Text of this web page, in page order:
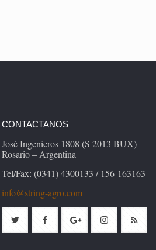
CONTACTANOS
José Ingenieros 1808 (S 2013 BUX)
Rosario – Argentina
Tel/Fax: (0341) 4300133 / 156-163163
info@string-agro.com